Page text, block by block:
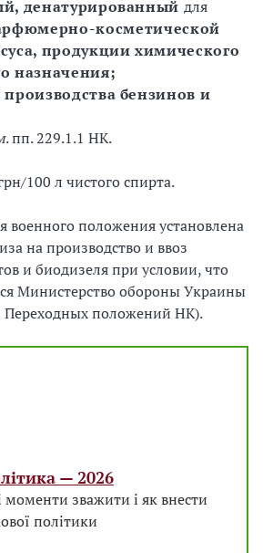
денатурированный для
косметической
продукции химического
назначения;
бензинов и
. пп. 229.1.1 НК.
100 л чистого спирта.
военного положения установлена
на производство и ввоз
и биодизеля при условии, что
Министерство обороны Украины
Переходных положений НК).
— 2026
моменти зважити і як внести
політики